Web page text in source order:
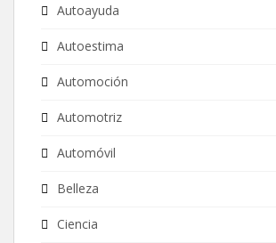
Autoayuda
Autoestima
Automoción
Automotriz
Automóvil
Belleza
Ciencia